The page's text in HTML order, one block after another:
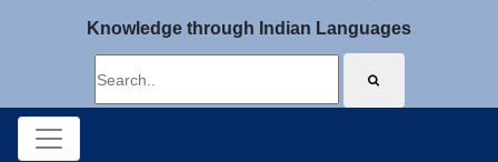
Knowledge through Indian Languages